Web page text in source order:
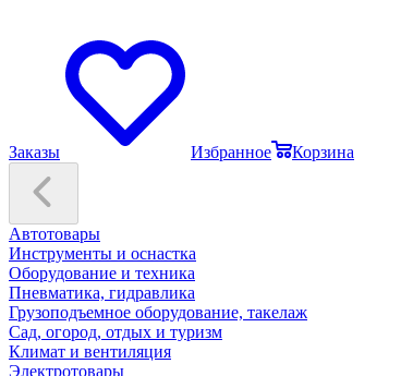
Заказы Избранное Корзина
Автотовары
Инструменты и оснастка
Оборудование и техника
Пневматика, гидравлика
Грузоподъемное оборудование, такелаж
Сад, огород, отдых и туризм
Климат и вентиляция
Электротовары